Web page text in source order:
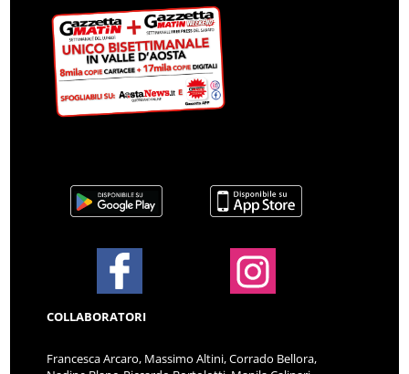
COLLABORATORI
Francesca Arcaro, Massimo Altini, Corrado Bellora,